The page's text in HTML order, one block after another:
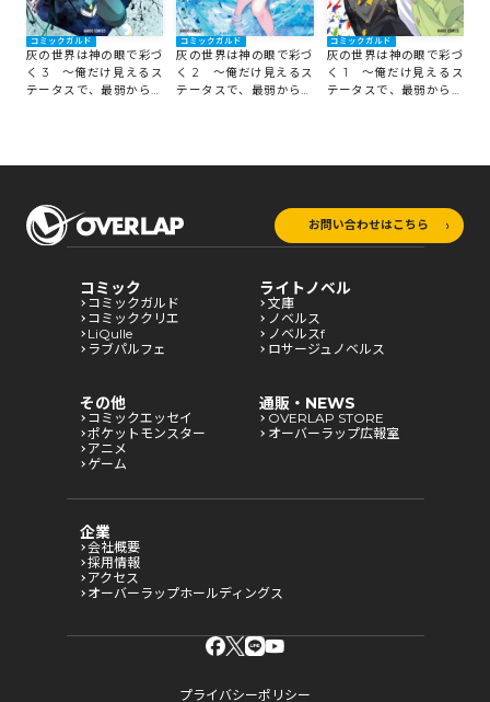
コミックガルド
灰の世界は神の眼で彩づ
く 3 ～俺だけ見えるス
テータスで、最弱から最
コミックガルド
灰の世界は神の眼で彩づ
く 2 ～俺だけ見えるス
テータスで、最弱から最
コミックガルド
灰の世界は神の眼で彩づ
く 1 ～俺だけ見えるス
テータスで、最弱から最
お問い合わせはこちら
コミック
コミックガルド
コミッククリエ
LiQulle
ラブパルフェ
ライトノベル
文庫
ノベルス
ノベルスf
ロサージュノベルス
その他
コミックエッセイ
ポケットモンスター
アニメ
ゲーム
通販・NEWS
OVERLAP STORE
オーバーラップ広報室
企業
会社概要
採用情報
アクセス
オーバーラップホールディングス
プライバシーポリシー